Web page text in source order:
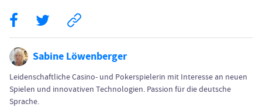
Sabine Löwenberger
Leidenschaftliche Casino- und Pokerspielerin mit Interesse an neuen
Spielen und innovativen Technologien. Passion für die deutsche
Sprache.